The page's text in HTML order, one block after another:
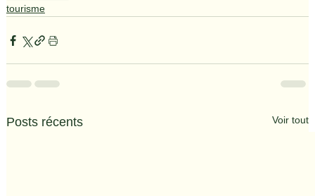
tourisme
Posts récents Voir tout